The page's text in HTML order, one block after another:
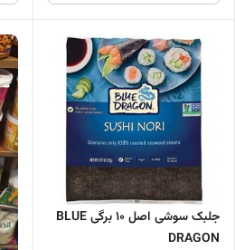
جلبک سوشی اصل 10 برگی BLUE
DRAGON